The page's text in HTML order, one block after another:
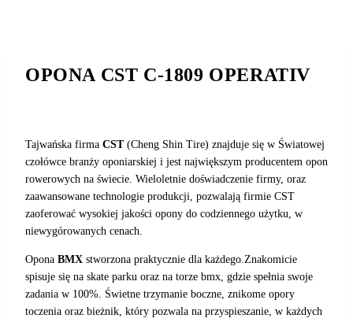
OPONA CST C-1809 OPERATIV
Tajwańska firma CST(Cheng Shin Tire) znajduje się w Światowej
czołówce branży oponiarskiej i jest największym producentem opon
rowerowych na świecie. Wieloletnie doświadczenie firmy, oraz
zaawansowane technologie produkcji, pozwalają firmie CST
zaoferować wysokiej jakości opony do codziennego użytku, w
niewygórowanych cenach.
Opona BMX stworzona praktycznie dla każdego.Znakomicie
spisuje się na skate parku oraz na torze bmx, gdzie spełnia swoje
zadania w 100%. Świetne trzymanie boczne, znikome opory
toczenia oraz bieżnik, który pozwala na przyspieszanie, w każdych